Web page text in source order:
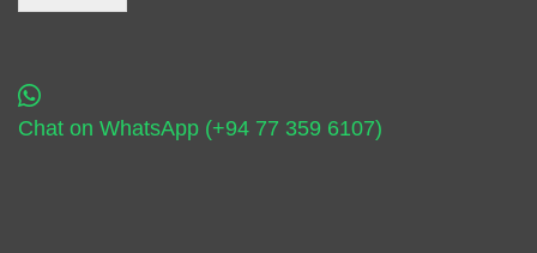
Chat on WhatsApp (+94 77 359 6107)